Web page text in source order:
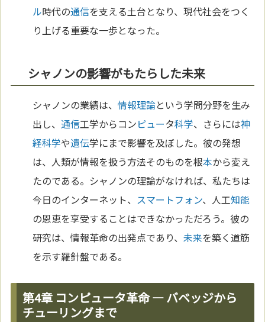
ル時代の通信を支える土台となり、現代社会をつく
り上げる重要な一歩となった。
シャノンの影響がもたらした未来
シャノンの業績は、情報理論という学問分野を生み
出し、通信工学からコンピュータ科学、さらには神
経科学や遺伝学にまで影響を及ぼした。彼の発想
は、人類が情報を扱う方法そのものを根本から変え
たのである。シャノンの理論がなければ、私たちは
今日のインターネット、 スマートフォン、人工知能
の恩恵を享受することはできなかっただろう。彼の
研究は、情報革命の出発点であり、未来を築く道筋
を示す羅針盤である。
第4章 コンピュータ革命 — バベッジから
チューリングまで